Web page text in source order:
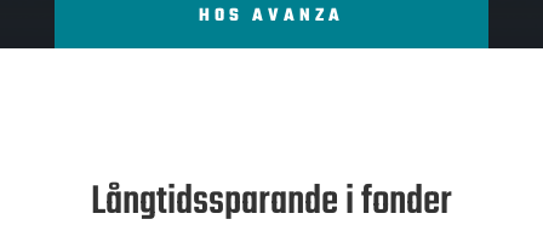
HOS AVANZA
Långtidssparande i fonder